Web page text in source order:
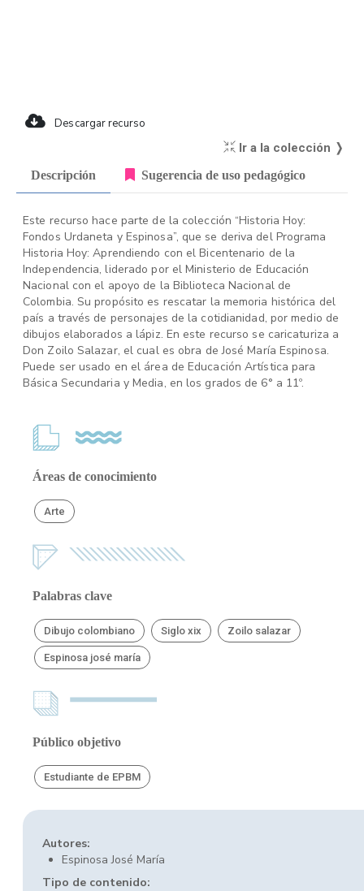
Descargar recurso
Ir a la colección ❭
Descripción Sugerencia de uso pedagógico
Este recurso hace parte de la colección “Historia Hoy:
Fondos Urdaneta y Espinosa”, que se deriva del Programa
Historia Hoy: Aprendiendo con el Bicentenario de la
Independencia, liderado por el Ministerio de Educación
Nacional con el apoyo de la Biblioteca Nacional de
Colombia. Su propósito es rescatar la memoria histórica del
país a través de personajes de la cotidianidad, por medio de
dibujos elaborados a lápiz. En este recurso se caricaturiza a
Don Zoilo Salazar, el cual es obra de José María Espinosa.
Puede ser usado en el área de Educación Artística para
Básica Secundaria y Media, en los grados de 6° a 11º.
Áreas de conocimiento
Arte
Palabras clave
Dibujo colombiano Siglo xix Zoilo salazar
Espinosa josé maría
Público objetivo
Estudiante de EPBM
Autores:
Espinosa José María
Tipo de contenido: